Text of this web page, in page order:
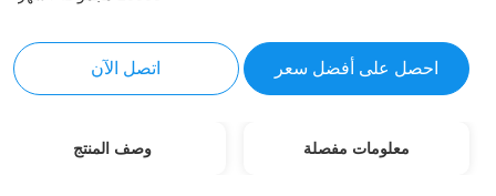
احصل على أفضل سعر اتصل الآن
معلومات مفصلة وصف المنتج